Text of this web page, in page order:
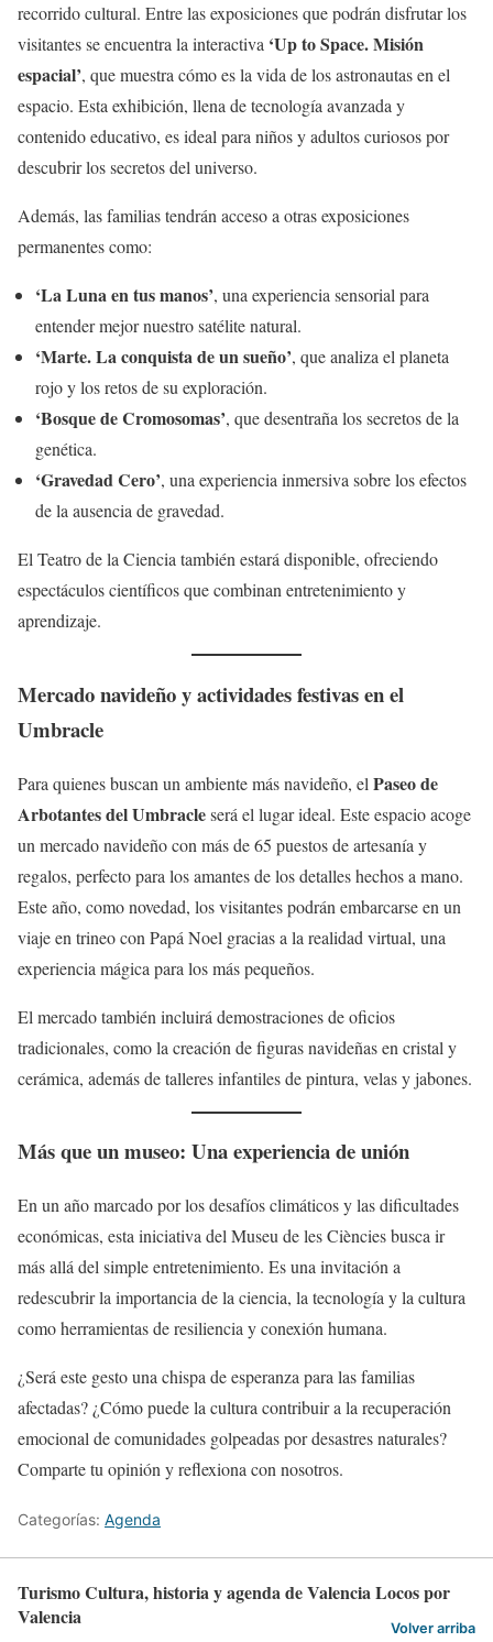
recorrido cultural. Entre las exposiciones que podrán disfrutar los
visitantes se encuentra la interactiva ‘Up to Space. Misión
espacial’, que muestra cómo es la vida de los astronautas en el
espacio. Esta exhibición, llena de tecnología avanzada y
contenido educativo, es ideal para niños y adultos curiosos por
descubrir los secretos del universo.
Además, las familias tendrán acceso a otras exposiciones
permanentes como:
‘La Luna en tus manos’, una experiencia sensorial para
entender mejor nuestro satélite natural.
‘Marte. La conquista de un sueño’, que analiza el planeta
rojo y los retos de su exploración.
‘Bosque de Cromosomas’, que desentraña los secretos de la
genética.
‘Gravedad Cero’, una experiencia inmersiva sobre los efectos
de la ausencia de gravedad.
El Teatro de la Ciencia también estará disponible, ofreciendo
espectáculos científicos que combinan entretenimiento y
aprendizaje.
Mercado navideño y actividades festivas en el
Umbracle
Para quienes buscan un ambiente más navideño, el Paseo de
Arbotantes del Umbracleserá el lugar ideal. Este espacio acoge
un mercado navideño con más de 65 puestos de artesanía y
regalos, perfecto para los amantes de los detalles hechos a mano.
Este año, como novedad, los visitantes podrán embarcarse en un
viaje en trineo con Papá Noel gracias a la realidad virtual, una
experiencia mágica para los más pequeños.
El mercado también incluirá demostraciones de oficios
tradicionales, como la creación de figuras navideñas en cristal y
cerámica, además de talleres infantiles de pintura, velas y jabones.
Más que un museo: Una experiencia de unión
En un año marcado por los desafíos climáticos y las dificultades
económicas, esta iniciativa del Museu de les Ciències busca ir
más allá del simple entretenimiento. Es una invitación a
redescubrir la importancia de la ciencia, la tecnología y la cultura
como herramientas de resiliencia y conexión humana.
¿Será este gesto una chispa de esperanza para las familias
afectadas? ¿Cómo puede la cultura contribuir a la recuperación
emocional de comunidades golpeadas por desastres naturales?
Comparte tu opinión y reflexiona con nosotros.
Categorías: Agenda
Turismo Cultura, historia y agenda de Valencia Locos por
Valencia
Volver arriba